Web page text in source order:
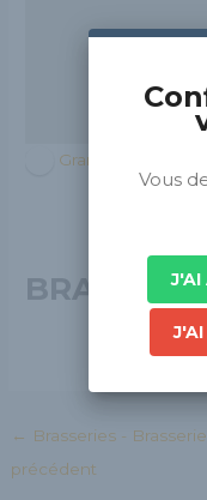
Grand Est
← Brasseries - Brasserie
précédent
Vous
J'AI
J'AI